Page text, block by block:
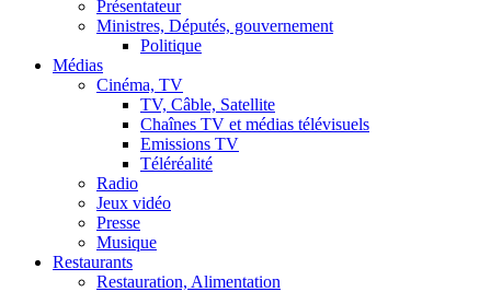
Présentateur
Ministres, Députés, gouvernement
Politique
Médias
Cinéma, TV
TV, Câble, Satellite
Chaînes TV et médias télévisuels
Emissions TV
Téléréalité
Radio
Jeux vidéo
Presse
Musique
Restaurants
Restauration, Alimentation